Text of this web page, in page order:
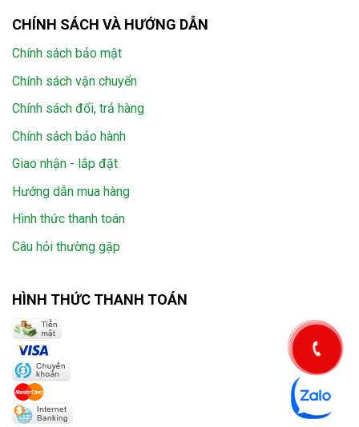
CHÍNH SÁCH VÀ HƯỚNG DẪN
Chính sách bảo mật
Chính sách vận chuyển
Chính sách đổi, trả hàng
Chính sách bảo hành
Giao nhận - lắp đặt
Hướng dẫn mua hàng
Hình thức thanh toán
Câu hỏi thường gặp
HÌNH THỨC THANH TOÁN